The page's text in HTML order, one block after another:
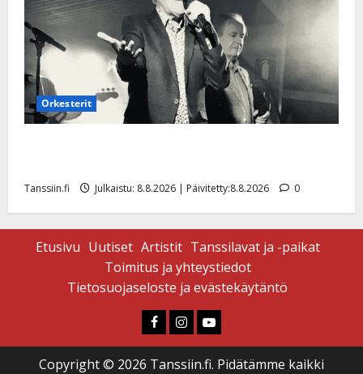
Orkesterit
Tanssiin.fi Julkaistu: 8.8.2026 | Päivitetty:8.8.2026 0
Etusivu Uutiset Artistit Tanssilavat ja -paikat
Toimitus ja yhteystiedot
Tietosuojaseloste ja evästekäytäntö
Faceboook
Instagram
Youtube
Copyright © 2026 Tanssiin.fi. Pidätämme kaikki